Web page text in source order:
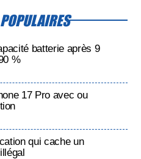
batterie après 9
%
17 Pro avec ou
qui cache un